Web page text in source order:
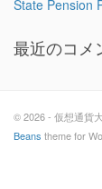
State Pension
最近のコメ
© 2026 - 仮想通貨
Beans theme for